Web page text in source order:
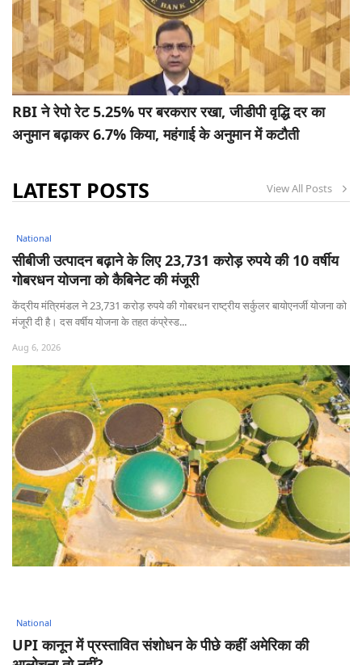
RBI ने रेपो रेट 5.25% पर बरकरार रखा, जीडीपी वृद्धि दर का
अनुमान बढ़ाकर 6.7% किया, महंगाई के अनुमान में कटौती
LATEST POSTS View All Posts
सीबीजी उत्पादन बढ़ाने के लिए 23,731 करोड़ रुपये की 10 वर्षीय
गोबरधन योजना को कैबिनेट की मंजूरी
केंद्रीय मंत्रिमंडल ने 23,731 करोड़ रुपये की गोबरधन राष्ट्रीय सर्कुलर बायोएनर्जी योजना को
मंजूरी दी है। दस वर्षीय योजना के तहत कंप्रेस्ड...
Aug 6, 2026
National
UPI कानून में प्रस्तावित संशोधन के पीछे कहीं अमेरिका की
National